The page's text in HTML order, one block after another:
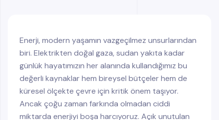
Enerji, modern yaşamın vazgeçilmez unsurlarından
biri. Elektrikten doğal gaza, sudan yakıta kadar
günlük hayatımızın her alanında kullandığımız bu
değerli kaynaklar hem bireysel bütçeler hem de
küresel ölçekte çevre için kritik önem taşıyor.
Ancak çoğu zaman farkında olmadan ciddi
miktarda enerjiyi boşa harcıyoruz. Açık unutulan